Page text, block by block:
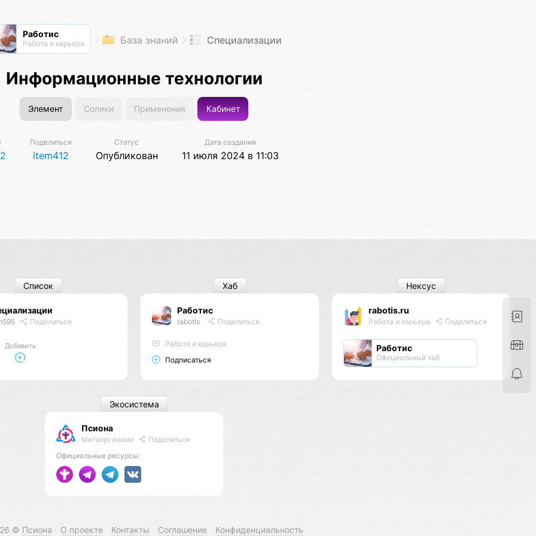
Работис
Работа и карьера База знаний Специализации
Информационные технологии
Элемент Солики Применения Кабинет
Поделиться
item412
Статус
Опубликован
Дата создания
11 июля 2024 в 11:03
Поделиться
Добавить
Список
Работис
rabotis Поделиться
Работа и карьера
Подписаться
Хаб
rabotis.ru
Работа и карьера Поделиться
Работис
Официальный хаб
Нексус
Псиона
Метаорганизм
Поделиться
Официальные ресурсы:
Экосистема
© Псиона О проекте Контакты Соглашение Конфиденциальность